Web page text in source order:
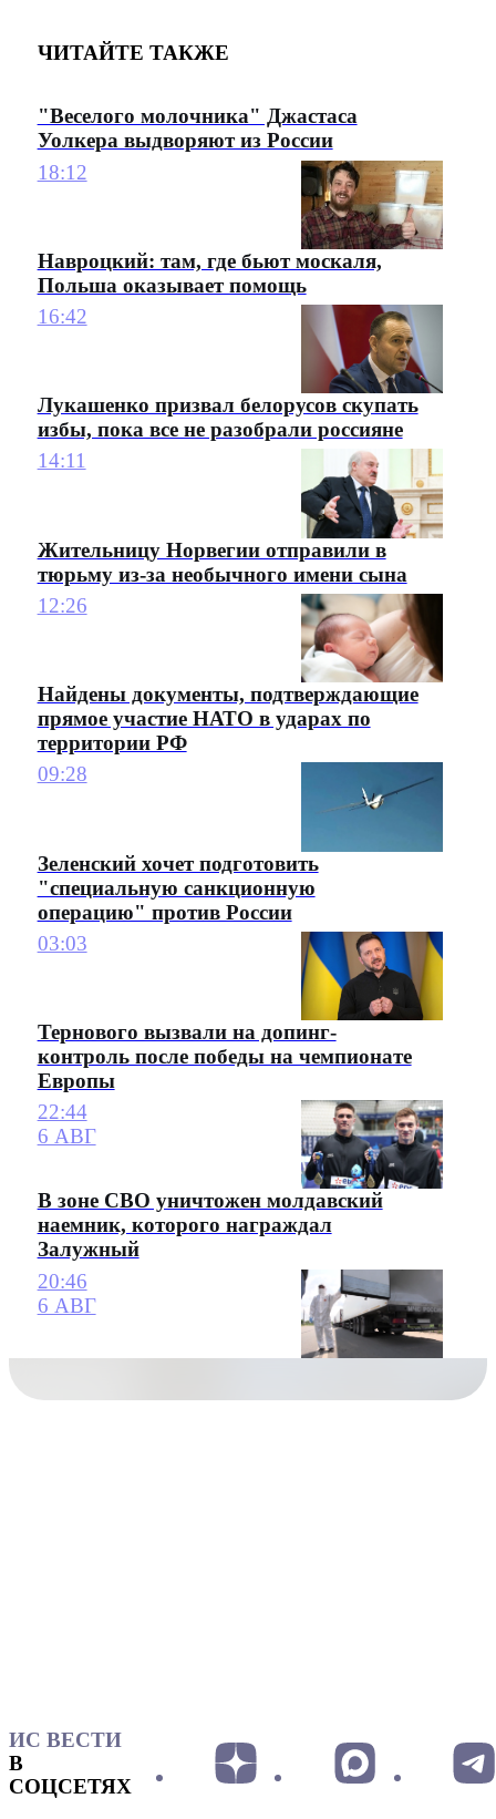
ЧИТАЙТЕ ТАКЖЕ
"Веселого молочника" Джастаса
Уолкера выдворяют из России
18:12
Навроцкий: там, где бьют москаля,
Польша оказывает помощь
16:42
Лукашенко призвал белорусов скупать
избы, пока все не разобрали россияне
14:11
Жительницу Норвегии отправили в
тюрьму из-за необычного имени сына
12:26
Найдены документы, подтверждающие
прямое участие НАТО в ударах по
территории РФ
09:28
Зеленский хочет подготовить
"специальную санкционную
операцию" против России
03:03
Тернового вызвали на допинг-
контроль после победы на чемпионате
Европы
22:44
6 АВГ
В зоне СВО уничтожен молдавский
наемник, которого награждал
Залужный
20:46
6 АВГ
ИС ВЕСТИ
В
СОЦСЕТЯХ